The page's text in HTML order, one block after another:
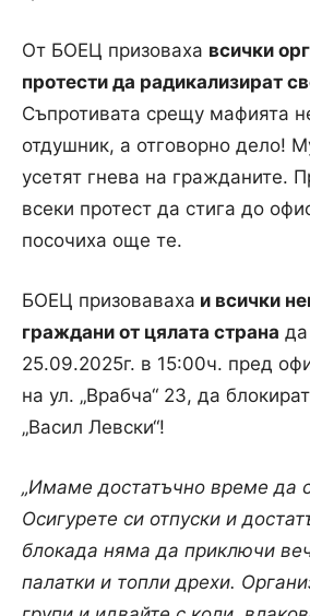
От БОЕЦ призоваха всички
протести да радикализират
Съпротивата срещу мафията
отдушник, а отговорно дело!
усетят гнева на гражданите.
всеки протест да стига до
посочиха още те.
БОЕЦ призоваваха и всички
граждани от цялата страна да
25.09.2025г. в 15:00ч. пред
на ул. „Врабча“ 23, да блокират
„Васил Левски“!
„Имаме достатъчно време да
Осигурете си отпуски и
блокада няма да приключи
палатки и топли дрехи.